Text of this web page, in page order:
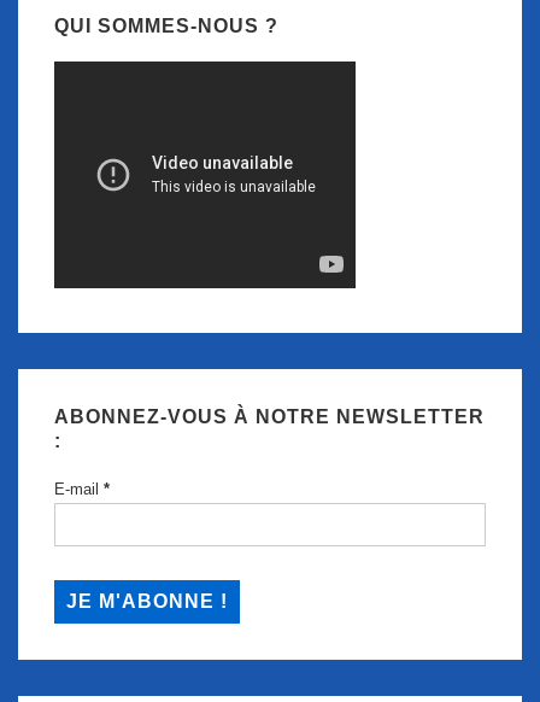
QUI SOMMES-NOUS ?
ABONNEZ-VOUS À NOTRE NEWSLETTER
:
E-mail *